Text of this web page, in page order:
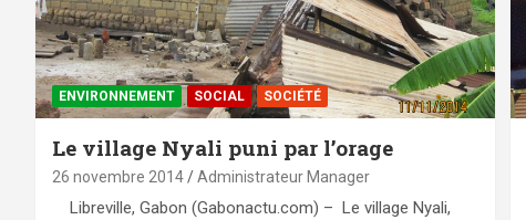
ENVIRONNEMENT SOCIAL SOCIÉTÉ
Le village Nyali puni par l’orage
26 novembre 2014 Administrateur Manager
Libreville, Gabon (Gabonactu.com) – Le village Nyali,